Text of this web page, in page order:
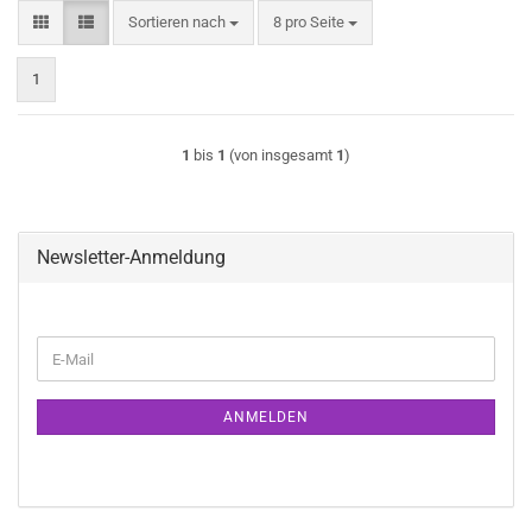
Sortieren nach
Sortieren nach 8 pro Seite
pro Seite
1
1 bis 1 (von insgesamt 1)
Newsletter-Anmeldung
ZUR
E-
Mail
ANMELDEN